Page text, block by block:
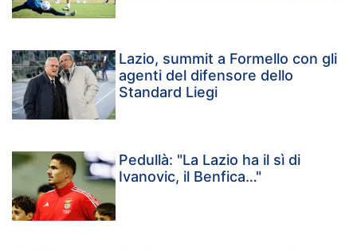
Lazio, summit a Formello con gli
agenti del difensore dello
Standard Liegi
Pedullà: "La Lazio ha il sì di
Ivanovic, il Benfica…"